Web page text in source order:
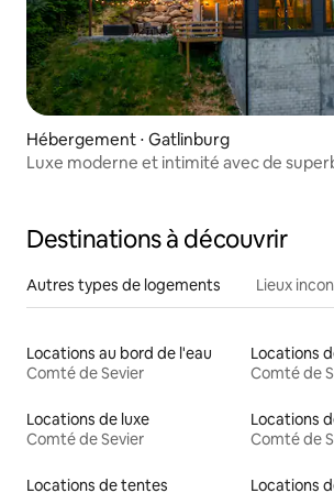
Hébergement ⋅ Gatlinburg
Luxe moderne et intimité avec de
Destinations à découvrir
Autres types de logements Lieux
Locations au bord de l'eau
Comté de Sevier
Locations
Comté de
Locations de luxe
Comté de Sevier
Comté de
Locations de tentes Locations